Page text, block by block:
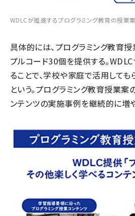
WDLCが推進するプログラミング教育の授業案
具体的には、プログラミング教育
プルコード30個を提供する。
ることで、学校や家庭で活用しても
という。プログラミング教育授業案
ンテンツの実施事例を継続的に増